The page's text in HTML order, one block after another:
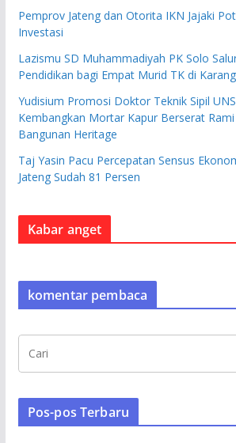
Pemprov Jateng dan Otorita IKN Jajaki
Investasi
Lazismu SD Muhammadiyah PK Solo
Pendidikan bagi Empat Murid TK di
Yudisium Promosi Doktor Teknik Sipil
Kembangkan Mortar Kapur Berserat
Bangunan Heritage
Taj Yasin Pacu Percepatan Sensus
Jateng Sudah 81 Persen
Kabar anget
komentar pembaca
Pos-pos Terbaru